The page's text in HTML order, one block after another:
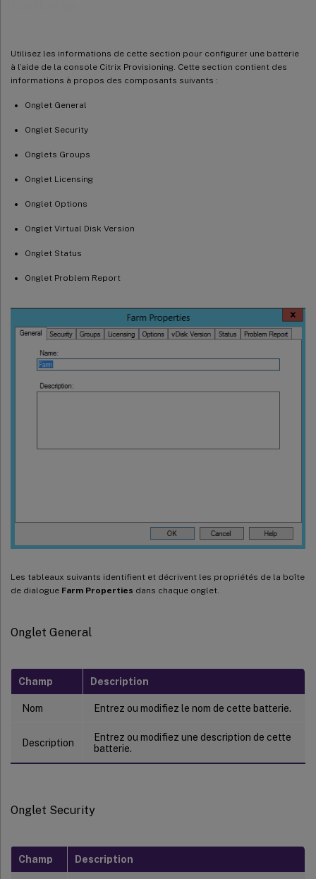
Utilisez les informations de cette section pour configurer une batterie
à l’aide de la console Citrix Provisioning. Cette section contient des
informations à propos des composants suivants :
Onglet General
Onglet Security
Onglets Groups
Onglet Licensing
Onglet Options
Onglet Virtual Disk Version
Onglet Status
Onglet Problem Report
Les tableaux suivants identifient et décrivent les propriétés de la boîte
de dialogue Farm Properties dans chaque onglet.
Onglet General
Champ Description
Nom Entrez ou modifiez le nom de cette batterie.
Description
Entrez ou modifiez une description de cette
batterie.
Onglet Security
Champ Description
Démarrage de l’assistant de configuration
Topologie réseau
Sélectionner le serveur de licences
Configuration des paramètres de compte d’utilisateur
Sélection des cartes réseau pour le service de streaming